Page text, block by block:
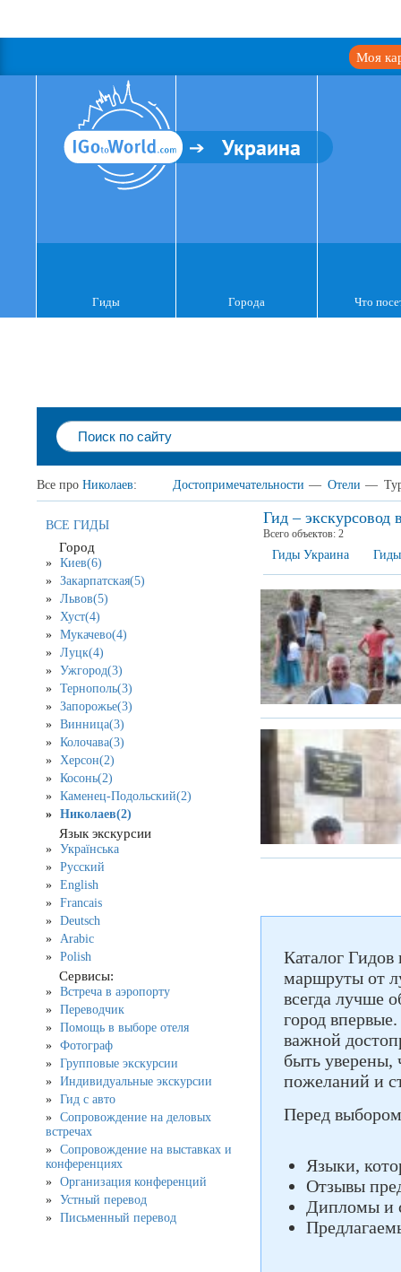
Моя
Украина
Гиды Города Что
Все про Николаев: Достопримечательности — Отели —
ВСЕ ГИДЫ
Город
Киев(6)
Закарпатская(5)
Львов(5)
Хуст(4)
Мукачево(4)
Луцк(4)
Ужгород(3)
Тернополь(3)
Запорожье(3)
Винница(3)
Колочава(3)
Херсон(2)
Косонь(2)
Каменец-Подольский(2)
Николаев(2)
Язык экскурсии
Українська
Русский
English
Francais
Deutsch
Arabic
Polish
Сервисы:
Встреча в аэропорту
Переводчик
Помощь в выборе отеля
Фотограф
Групповые экскурсии
Индивидуальные экскурсии
Гид с авто
Сопровождение на деловых
встречах
Сопровождение на выставках и
конференциях
Организация конференций
Устный перевод
Письменный перевод
Гид – экскурсовод
Всего объектов: 2
Гиды Украина Гиды
Каталог
маршруты от
всегда лучше
город
важной
быть уверены,
пожеланий и
Перед
Языки,
Отзывы
Дипломы и